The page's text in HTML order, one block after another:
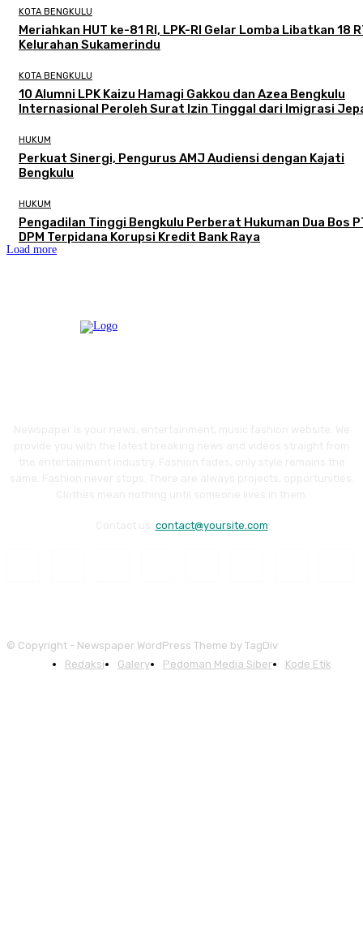
KOTA BENGKULU
Meriahkan HUT ke-81 RI, LPK-RI Gelar Lomba Libatkan 18
Kelurahan Sukamerindu
KOTA BENGKULU
‎10 Alumni LPK Kaizu Hamagi Gakkou dan Azea Bengkulu
Internasional Peroleh Surat Izin Tinggal dari Imigrasi
HUKUM
Perkuat Sinergi, Pengurus AMJ Audiensi dengan Kajati
Bengkulu
HUKUM
Pengadilan Tinggi Bengkulu Perberat Hukuman Dua Bos
DPM Terpidana Korupsi Kredit Bank Raya
Load more
contact@yoursite.com
© Copyright - Newspaper WordPress Theme by TagDiv
Redaksi
Galery Pedoman Media Siber Kode Etik